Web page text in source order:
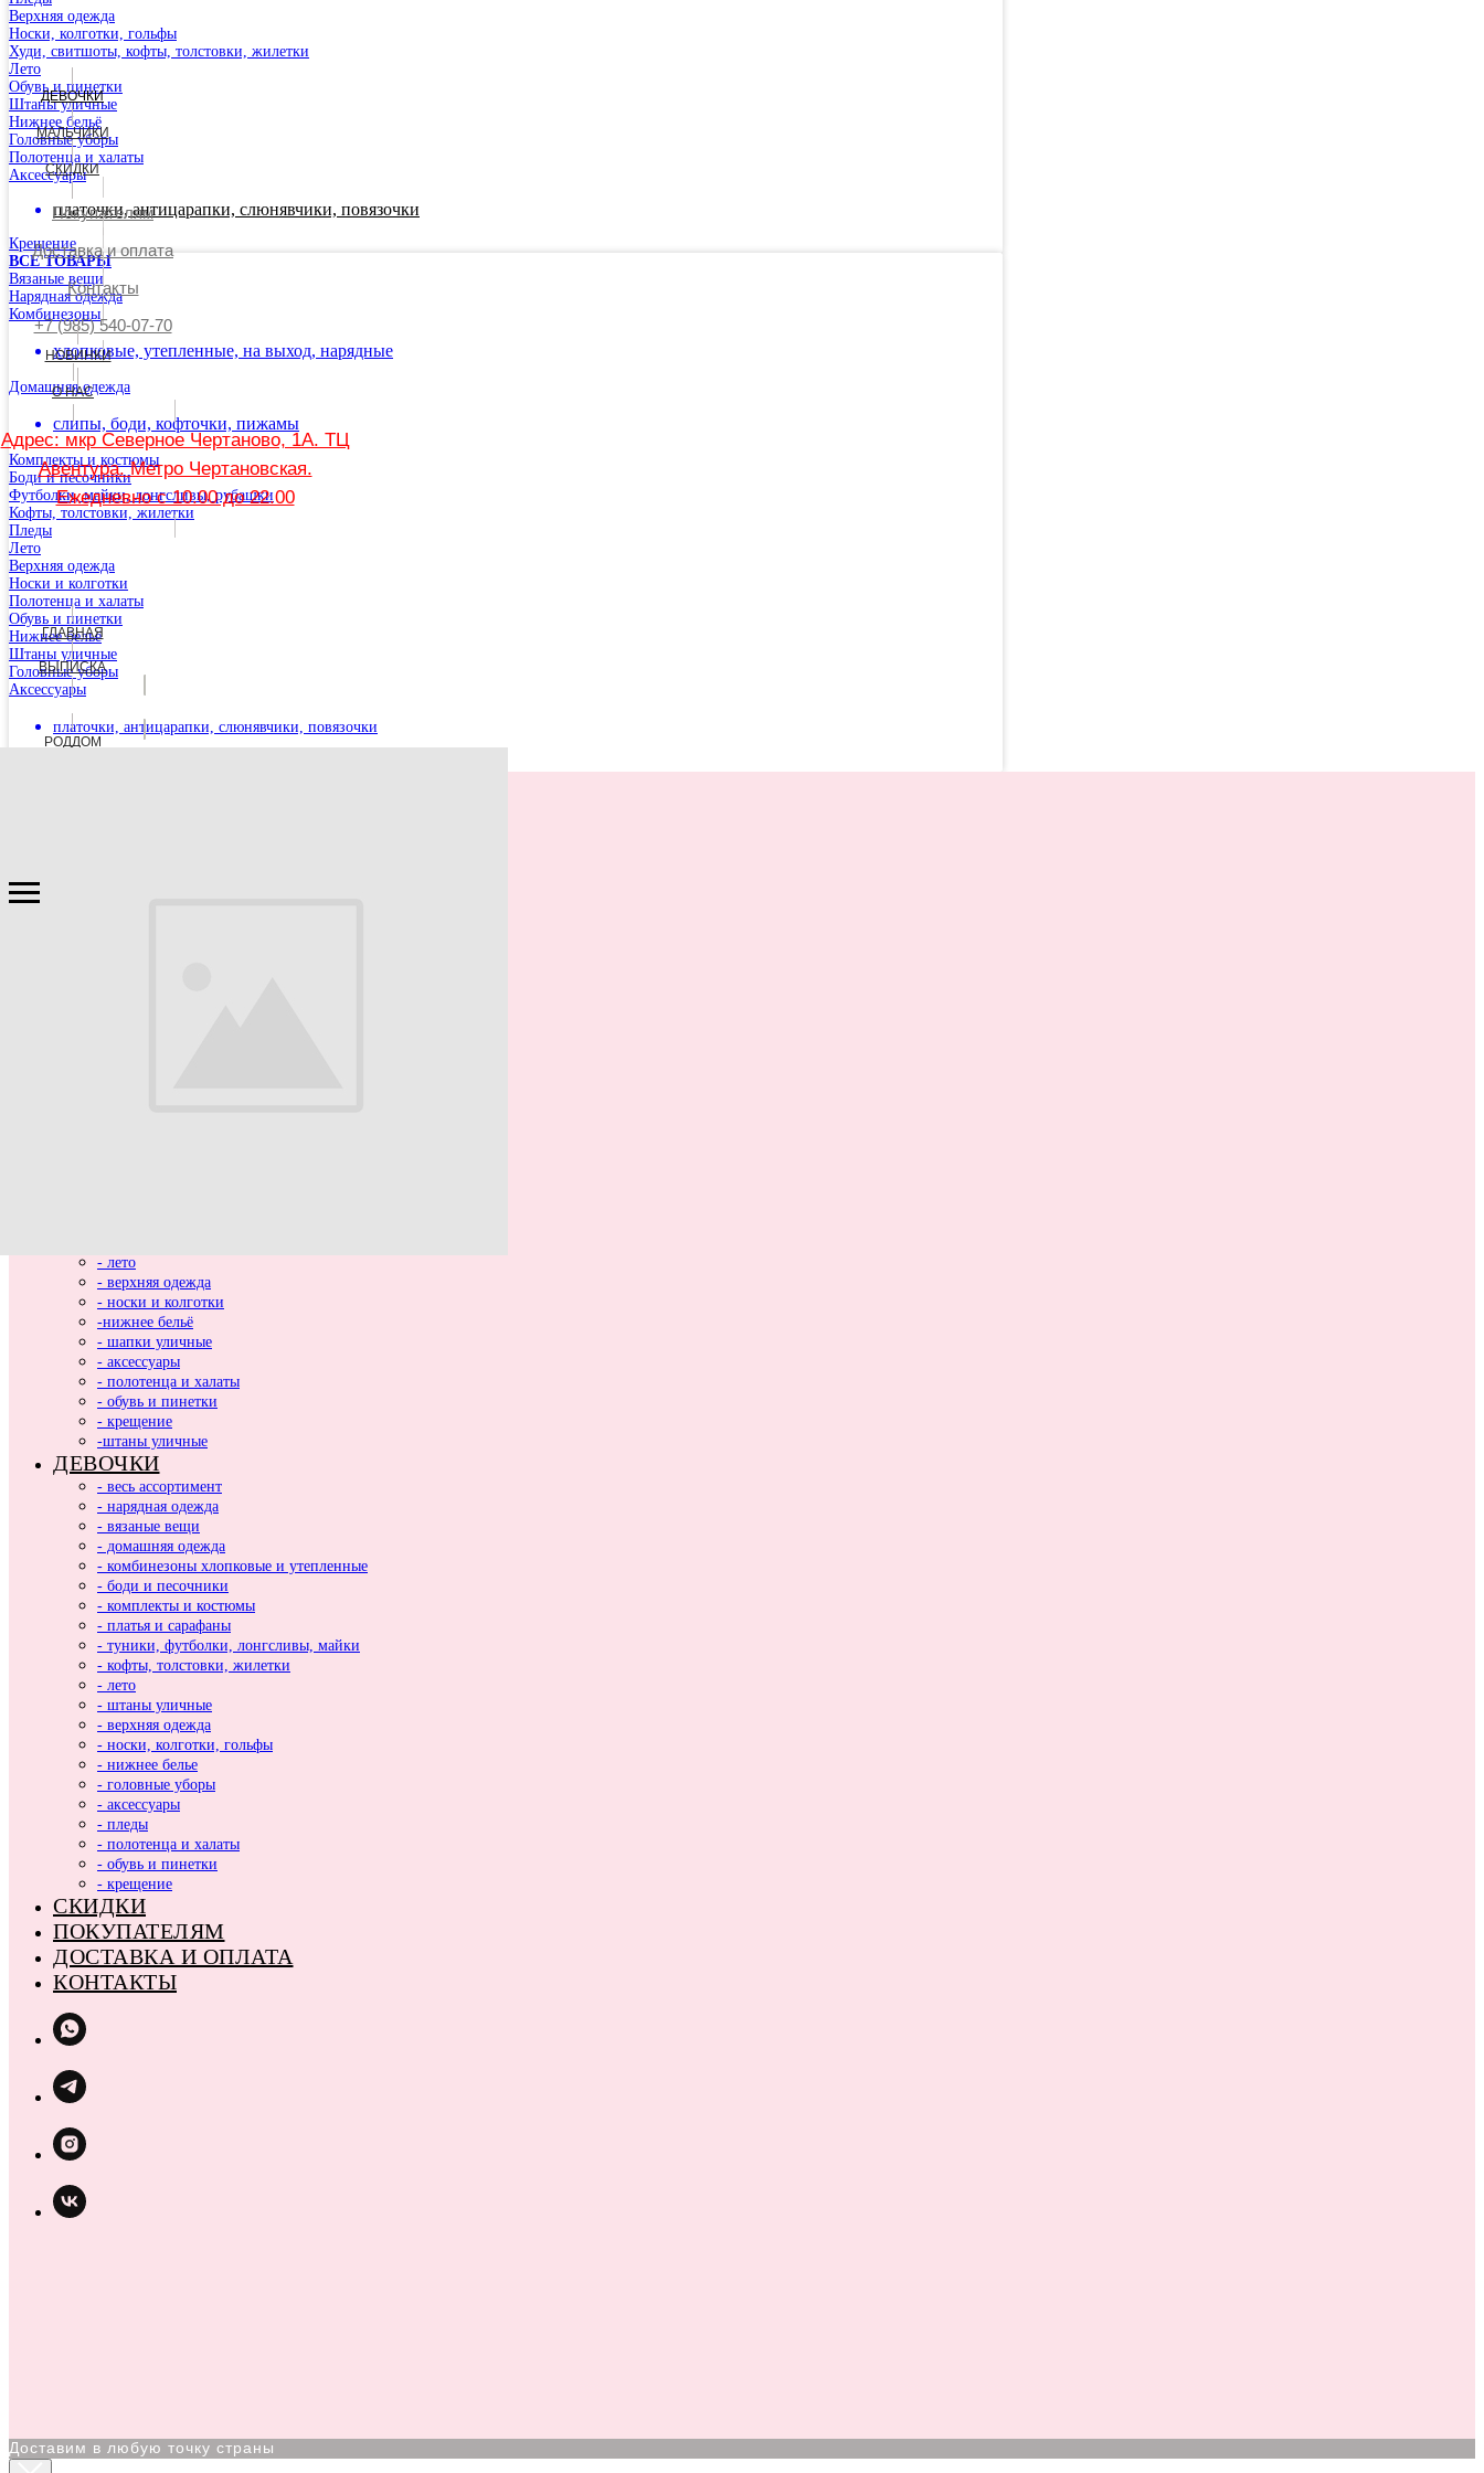
ДЕВОЧКИ
МАЛЬЧИКИ
СКИДКИ
Покупателям
Доставка и оплата
Контакты
+7 (985) 540-07-70
НОВИНКИ
О НАС
Адрес: мкр Северное Чертаново, 1А. ТЦ
Авентура. Метро Чертановская.
Ежедневно с 10.00 до 22.00
ГЛАВНАЯ
ВЫПИСКА
РОДДОМ
Верхняя одежда
Носки, колготки, гольфы
Худи, свитшоты, кофты, толстовки, жилетки
Лето
Обувь и пинетки
Штаны уличные
Нижнее бельё
Головные уборы
Полотенца и халаты
Аксессуары
платочки, антицарапки, слюнявчики, повязочки
Крещение
ВСЕ ТОВАРЫ
Вязаные вещи
Нарядная одежда
Комбинезоны
хлопковые, утепленные, на выход, нарядные
Домашняя одежда
слипы, боди, кофточки, пижамы
Комплекты и костюмы
Боди и песочники
Футболки, майки, лонгсливы, рубашки
Кофты, толстовки, жилетки
Пледы
Лето
Верхняя одежда
Носки и колготки
Полотенца и халаты
Обувь и пинетки
Нижнее бельё
Штаны уличные
Головные уборы
Аксессуары
платочки, антицарапки, слюнявчики, повязочки
- лето
- верхняя одежда
- носки и колготки
-нижнее бельё
- шапки уличные
- аксессуары
- полотенца и халаты
- обувь и пинетки
- крещение
-штаны уличные
ДЕВОЧКИ
- весь ассортимент
- нарядная одежда
- вязаные вещи
- домашняя одежда
- комбинезоны хлопковые и утепленные
- боди и песочники
- комплекты и костюмы
- платья и сарафаны
- туники, футболки, лонгсливы, майки
- кофты, толстовки, жилетки
- лето
- штаны уличные
- верхняя одежда
- носки, колготки, гольфы
- нижнее белье
- головные уборы
- аксессуары
- пледы
- полотенца и халаты
- обувь и пинетки
- крещение
СКИДКИ
ПОКУПАТЕЛЯМ
ДОСТАВКА И ОПЛАТА
КОНТАКТЫ
Доставим в любую точку страны